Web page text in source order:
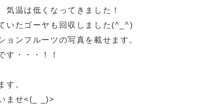
気温は低くなってきました！
いたゴーヤも回収しました(^_^)
ョンフルーツの写真を載せます。
す・・・！！
す。
ませ<(_ _)>